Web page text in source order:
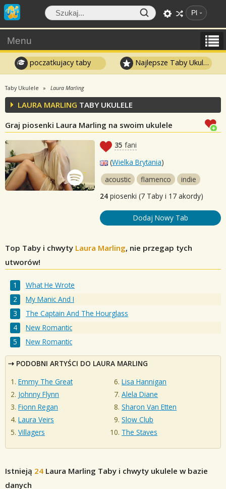
Pl
Menu
poczatkujacy taby Najlepsze Taby Ukulele
Taby Ukulele Laura Marling
LAURA MARLING TABY UKULELE
Graj piosenki Laura Marling na swoim ukulele
35 fani
(Wielka Brytania)
acoustic
flamenco
indie
24 piosenki (7 Taby i 17 akordy)
Dodaj Nowy Tab
Top Taby i chwyty Laura Marling, nie przegap tych
utworów!
What He Wrote
My Manic And I
The Captain And The Hourglass
New Romantic
New Romantic
PODOBNI ARTYŚCI DO LAURA MARLING
Emmy The Great
Johnny Flynn
Fionn Regan
Laura Veirs
Villagers
Lisa Hannigan
Alela Diane
Sharon Van Etten
Slow Club
The Staves
Istnieją 24 Laura Marling Taby i chwyty ukulele w bazie
danych